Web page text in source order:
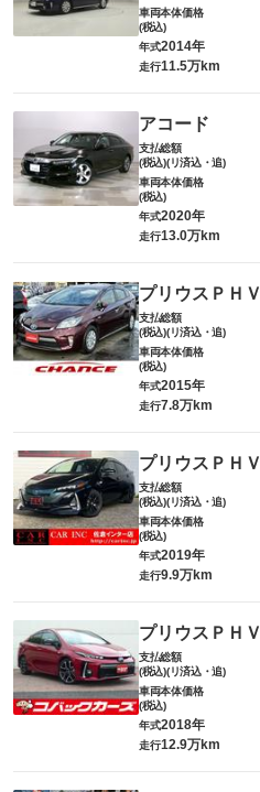
車両本体価格
(税込)
年式2014年
走行11.5万km
アコード
支払総額
(税込)(リ済込・追)
車両本体価格
(税込)
年式2020年
走行13.0万km
プリウスＰＨＶ
支払総額
(税込)(リ済込・追)
車両本体価格
(税込)
年式2015年
走行7.8万km
プリウスＰＨＶ
支払総額
(税込)(リ済込・追)
車両本体価格
(税込)
年式2019年
走行9.9万km
プリウスＰＨＶ
支払総額
(税込)(リ済込・追)
車両本体価格
(税込)
年式2018年
走行12.9万km